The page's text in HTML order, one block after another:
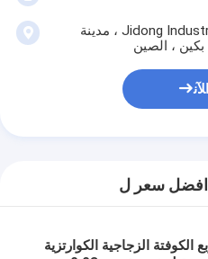
حديقة Jidong Industraial Park ، Qianbaihujian ، مدينة
سعر ل
الكوفتة الزجاجية الكوارتزية